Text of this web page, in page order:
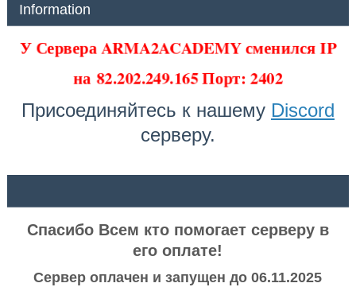
Information
У Сервера ARMA2ACADEMY сменился IP
на82.202.249.165 Порт: 2402
Присоединяйтесь к нашему Discord
серверу.
Спасибо Всем кто помогает серверу в
его оплате!
Сервер оплачен и запущен до 06.11.2025